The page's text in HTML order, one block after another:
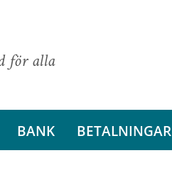
för alla
BANK BETALNINGAR